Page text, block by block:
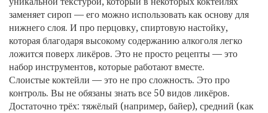
заменяет сироп — его можно использовать как основу для
нижнего слоя. И про перцовку, спиртовую настойку,
которая благодаря высокому содержанию алкоголя легко
ложится поверх ликёров. Это не просто рецепты — это
набор инструментов, которые работают вместе.
Слоистые коктейли — это не про сложность. Это про
контроль. Вы не обязаны знать все 50 видов ликёров.
Достаточно трёх: тяжёлый (например, байер), средний (как